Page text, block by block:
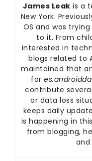
James Leak is a
New York.
OS and was
to it. From
interested in
blogs related to
maintained that
for
contribute
or data loss
keeps daily
is happening in
from blogging,
and